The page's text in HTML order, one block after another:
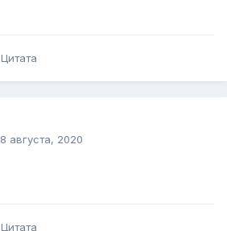
Цитата
8 августа, 2020
Цитата